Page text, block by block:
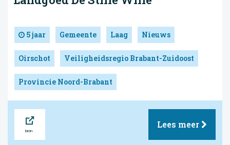
5 jaar Gemeente Laag Nieuws
Oirschot Veiligheidsregio Brabant-Zuidoost
Provincie Noord-Brabant
Lees meer